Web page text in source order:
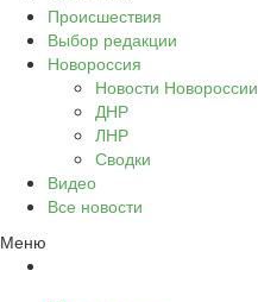
Происшествия
Выбор редакции
Новороссия
Новости Новороссии
ДНР
ЛНР
Сводки
Видео
Все новости
Меню